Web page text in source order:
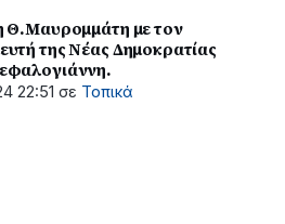
Θ.Μαυρομμάτη με τον
της Νέας Δημοκρατίας
22:51 σε Τοπικά